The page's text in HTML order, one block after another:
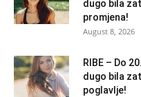
dugo bila
promjena!
August 8, 2026
RIBE – Do
dugo bila
poglavlje!